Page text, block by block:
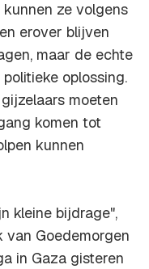
ze volgens
erover blijven
maar de echte
oplossing.
moeten
komen tot
kunnen
kleine bijdrage",
van Goedemorgen
in Gaza gisteren